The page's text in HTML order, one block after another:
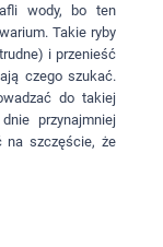
wody, bo ten
Takie ryby
i przenieść
czego szukać.
do takiej
przynajmniej
na szczęście, że